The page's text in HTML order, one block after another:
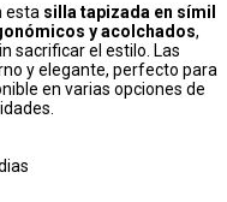
esta silla tapizada en símil
y acolchados,
sacrificar el estilo. Las
y elegante, perfecto para
en varias opciones de